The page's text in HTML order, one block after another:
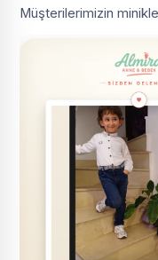
Müşterilerimizin